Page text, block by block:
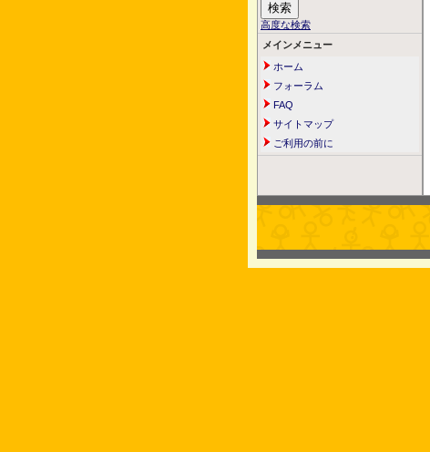
高度な検索
メインメニュー
ホーム
フォーラム
FAQ
サイトマップ
ご利用の前に